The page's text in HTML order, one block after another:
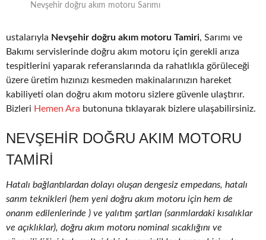
Nevşehir doğru akım motoru Sarımı
ustalarıyla Nevşehir doğru akım motoru Tamiri, Sarımı ve
Bakımı servislerinde doğru akım motoru için gerekli arıza
tespitlerini yaparak referanslarında da rahatlıkla görüleceği
üzere üretim hızınızı kesmeden makinalarınızın hareket
kabiliyeti olan doğru akım motoru sizlere güvenle ulaştırır.
Bizleri Hemen Ara butonuna tıklayarak bizlere ulaşabilirsiniz.
NEVŞEHIR DOĞRU AKIM MOTORU
TAMIRI
Hatalı bağlantılardan dolayı oluşan dengesiz empedans, hatalı
sarım teknikleri (hem yeni doğru akım motoru için hem de
onarım edilenlerinde ) ve yalıtım şartları (sarımlardaki kısalıklar
ve açıklıklar), doğru akım motoru nominal sıcaklığını ve